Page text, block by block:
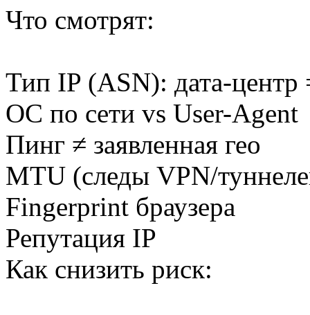
Что смотрят:
Тип IP (ASN): дата-центр
ОС по сети vs User-Agent
Пинг ≠ заявленная гео
MTU (следы VPN/
Fingerprint браузера
Репутация IP
Как снизить риск: